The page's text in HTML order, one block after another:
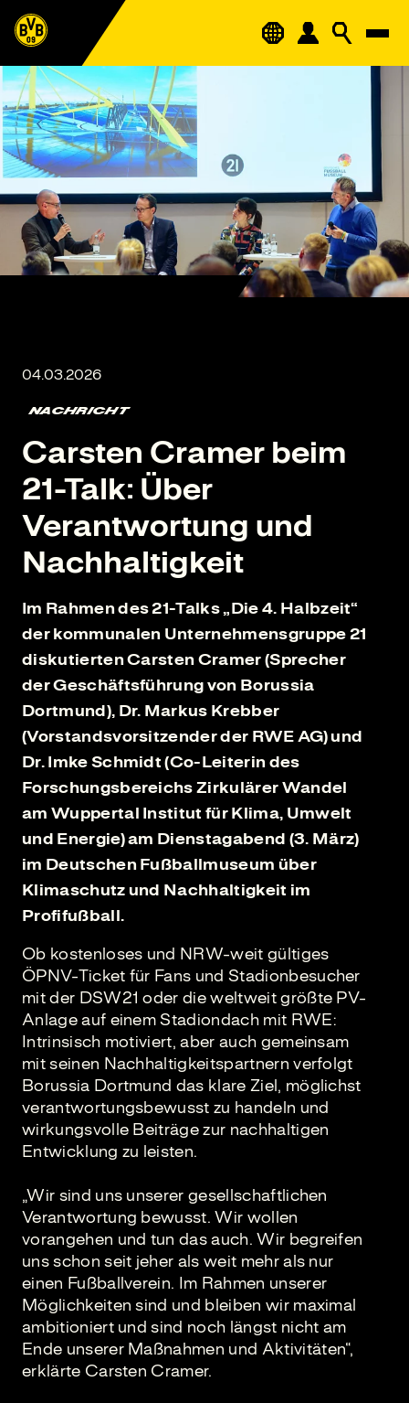
NACHRICHT
Carsten Cramer beim
21-Talk: Über
Verantwortung und
Nachhaltigkeit
Im Rahmen des 21-Talks „Die 4. Halbzeit“
der kommunalen Unternehmensgruppe 21
diskutierten Carsten Cramer (Sprecher
der Geschäftsführung von Borussia
Dortmund), Dr. Markus Krebber
(Vorstandsvorsitzender der RWE AG) und
Dr. Imke Schmidt (Co-Leiterin des
Forschungsbereichs Zirkulärer Wandel
am Wuppertal Institut für Klima, Umwelt
und Energie) am Dienstagabend (3. März)
im Deutschen Fußballmuseum über
Klimaschutz und Nachhaltigkeit im
Profifußball.
Ob kostenloses und NRW-weit gültiges
ÖPNV-Ticket für Fans und Stadionbesucher
mit der DSW21 oder die weltweit größte PV-
Anlage auf einem Stadiondach mit RWE:
Intrinsisch motiviert, aber auch gemeinsam
mit seinen Nachhaltigkeitspartnern verfolgt
Borussia Dortmund das klare Ziel, möglichst
verantwortungsbewusst zu handeln und
wirkungsvolle Beiträge zur nachhaltigen
Entwicklung zu leisten.
„Wir sind uns unserer gesellschaftlichen
Verantwortung bewusst. Wir wollen
vorangehen und tun das auch. Wir begreifen
uns schon seit jeher als weit mehr als nur
einen Fußballverein. Im Rahmen unserer
Möglichkeiten sind und bleiben wir maximal
ambitioniert und sind noch längst nicht am
Ende unserer Maßnahmen und Aktivitäten“,
erklärte Carsten Cramer.